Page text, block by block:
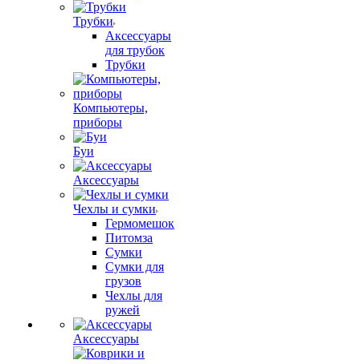
Трубки
Аксессуары
для трубок
Трубки
Компьютеры,
приборы
Буи
Аксессуары
Чехлы и сумки
Гермомешок
Питомза
Сумки
Сумки для
грузов
Чехлы для
ружей
Аксессуары